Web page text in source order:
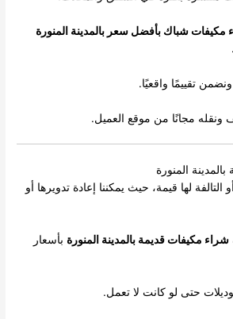
مكيفات شباك بأفضل سعر بالمدينة المنورة
تقييمًا واقعيًا.
ونقله مجانًا من موقع العميل.
المنورة
لها قيمة، حيث يمكننا إعادة تدويرها أو
شراء مكيفات قديمة بالمدينة المنورة بأسعار
حتى لو كانت لا تعمل.